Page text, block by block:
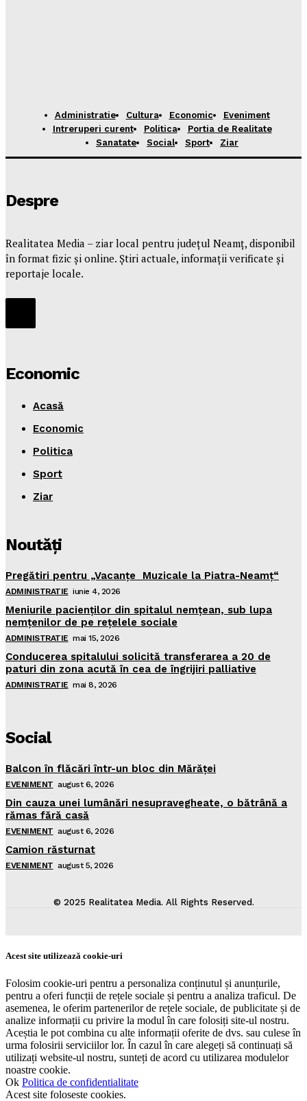
Administratie Cultura Economic
Eveniment
Intreruperi curent
Politica
Portia de Realitate
Sanatate
Social Sport Ziar
Despre
Realitatea Media – ziar local pentru județul Neamț, disponibil
în format fizic și online. Știri actuale, informații verificate și
reportaje locale.
Economic
Acasă
Economic
Politica
Sport
Ziar
Noutăţi
Pregătiri pentru „Vacanţe Muzicale la Piatra-Neamţ“
ADMINISTRATIE iunie 4, 2026
Meniurile pacienţilor din spitalul nemţean, sub lupa
nemţenilor de pe reţelele sociale
ADMINISTRATIE mai 15, 2026
Conducerea spitalului solicită transferarea a 20 de
paturi din zona acută în cea de îngrijiri palliative
ADMINISTRATIE mai 8, 2026
Social
Balcon în flăcări într-un bloc din Mărăţei
EVENIMENT august 6, 2026
Din cauza unei lumânări nesupravegheate, o bătrână a
rămas fără casă
EVENIMENT august 6, 2026
Camion răsturnat
EVENIMENT august 5, 2026
© 2025 Realitatea Media. All Rights Reserved.
Acest site utilizează cookie-uri
Folosim cookie-uri pentru a personaliza conținutul și anunțurile,
pentru a oferi funcții de rețele sociale și pentru a analiza traficul. De
asemenea, le oferim partenerilor de rețele sociale, de publicitate și de
analize informații cu privire la modul în care folosiți site-ul nostru.
Aceștia le pot combina cu alte informații oferite de dvs. sau culese în
urma folosirii serviciilor lor. În cazul în care alegeți să continuați să
utilizați website-ul nostru, sunteți de acord cu utilizarea modulelor
noastre cookie.
Ok Politica de confidentialitate
Acest site foloseste cookies.